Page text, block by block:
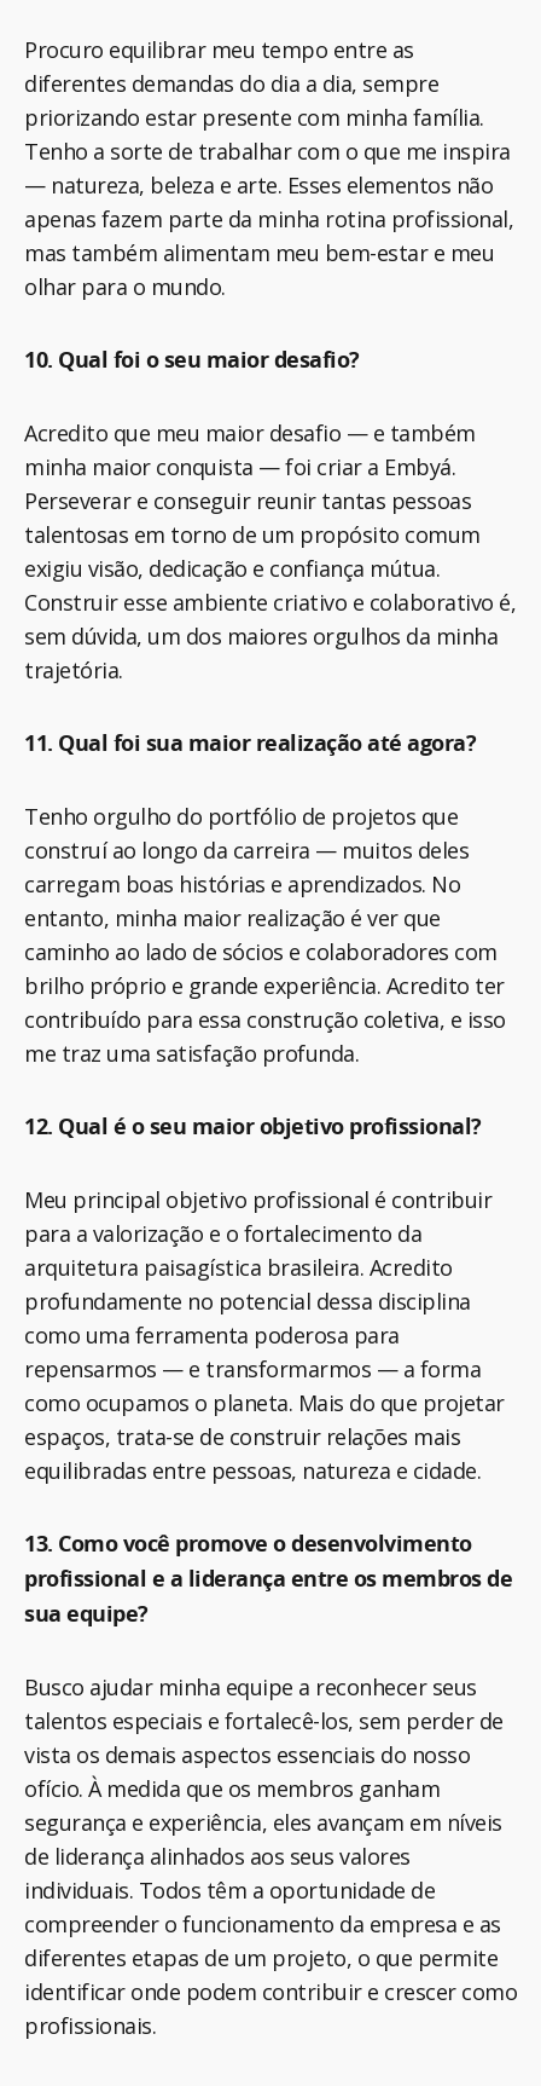
Procuro equilibrar meu tempo entre as
diferentes demandas do dia a dia, sempre
priorizando estar presente com minha família.
Tenho a sorte de trabalhar com o que me inspira
— natureza, beleza e arte. Esses elementos não
apenas fazem parte da minha rotina profissional,
mas também alimentam meu bem-estar e meu
olhar para o mundo.
10. Qual foi o seu maior desafio?
Acredito que meu maior desafio — e também
minha maior conquista — foi criar a Embyá.
Perseverar e conseguir reunir tantas pessoas
talentosas em torno de um propósito comum
exigiu visão, dedicação e confiança mútua.
Construir esse ambiente criativo e colaborativo é,
sem dúvida, um dos maiores orgulhos da minha
trajetória.
11. Qual foi sua maior realização até agora?
Tenho orgulho do portfólio de projetos que
construí ao longo da carreira — muitos deles
carregam boas histórias e aprendizados. No
entanto, minha maior realização é ver que
caminho ao lado de sócios e colaboradores com
brilho próprio e grande experiência. Acredito ter
contribuído para essa construção coletiva, e isso
me traz uma satisfação profunda.
12. Qual é o seu maior objetivo profissional?
Meu principal objetivo profissional é contribuir
para a valorização e o fortalecimento da
arquitetura paisagística brasileira. Acredito
profundamente no potencial dessa disciplina
como uma ferramenta poderosa para
repensarmos — e transformarmos — a forma
como ocupamos o planeta. Mais do que projetar
espaços, trata-se de construir relações mais
equilibradas entre pessoas, natureza e cidade.
13. Como você promove o desenvolvimento
profissional e a liderança entre os membros de
sua equipe?
Busco ajudar minha equipe a reconhecer seus
talentos especiais e fortalecê-los, sem perder de
vista os demais aspectos essenciais do nosso
ofício. À medida que os membros ganham
segurança e experiência, eles avançam em níveis
de liderança alinhados aos seus valores
individuais. Todos têm a oportunidade de
compreender o funcionamento da empresa e as
diferentes etapas de um projeto, o que permite
identificar onde podem contribuir e crescer como
profissionais.